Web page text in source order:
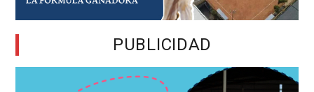
PUBLICIDAD